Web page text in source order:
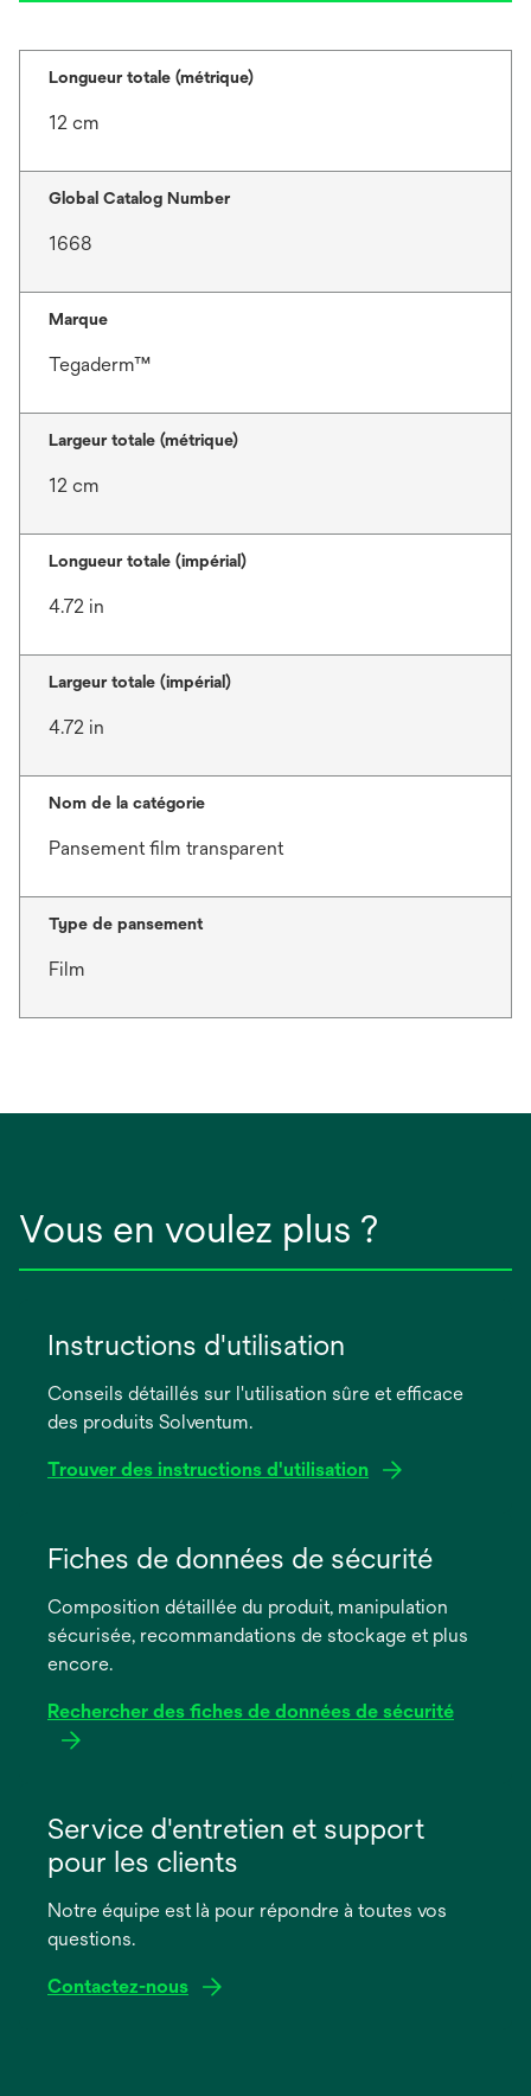
Longueur totale (métrique)
12 cm
Global Catalog Number
1668
Marque
Tegaderm™
Largeur totale (métrique)
12 cm
Longueur totale (impérial)
4.72 in
Largeur totale (impérial)
4.72 in
Nom de la catégorie
Pansement film transparent
Type de pansement
Film
Vous en voulez plus ?
Instructions d'utilisation
Conseils détaillés sur l'utilisation sûre et efficace
des produits Solventum.
Trouver des instructions d'utilisation
dans
nouvel
onglet
Fiches de données de sécurité
Composition détaillée du produit, manipulation
sécurisée, recommandations de stockage et plus
encore.
Rechercher des fiches de données de sécurité
dans
nouvel
onglet
Service d'entretien et support
pour les clients
Notre équipe est là pour répondre à toutes vos
questions.
Contactez-nous